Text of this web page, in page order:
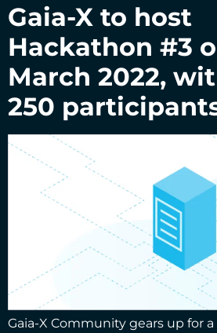
Gaia-X to host
Hackathon #3
March 2022,
250
Gaia-X Community gears up for